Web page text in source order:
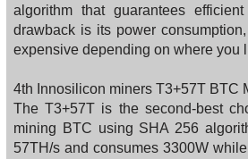
algorithm that guarantees
drawback is its power
expensive depending on where you
4th Innosilicon miners T3+57T BTC
The T3+57T is the second-best
mining BTC using SHA 256
57TH/s and consumes 3300W